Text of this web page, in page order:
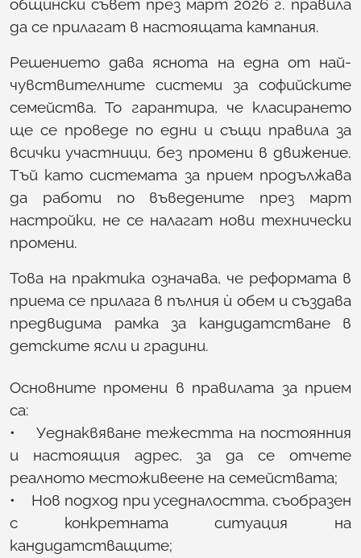
общински съвет през март 2026 г. правила
да се прилагат в настоящата кампания.
Решението дава яснота на една от най-
чувствителните системи за софийските
семейства. То гарантира, че класирането
ще се проведе по едни и същи правила за
всички участници, без промени в движение.
Тъй като системата за прием продължава
да работи по въведените през март
настройки, не се налагат нови технически
промени.
Това на практика означава, че реформата в
приема се прилага в пълния ѝ обем и създава
предвидима рамка за кандидатстване в
детските ясли и градини.
Основните промени в правилата за прием
са:
• Уеднаквяване тежестта на постоянния
и настоящия адрес, за да се отчете
реалното местоживеене на семействата;
• Нов подход при уседналостта, съобразен
с конкретната ситуация на
кандидатстващите;